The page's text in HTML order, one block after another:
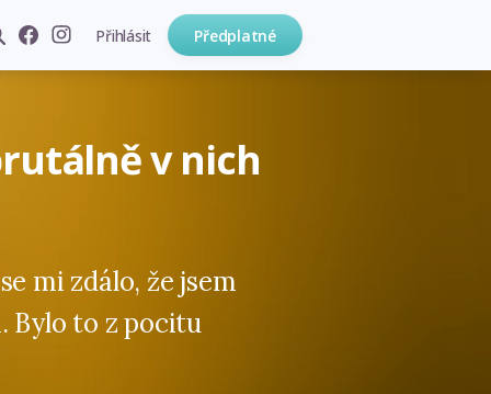
Přihlásit Předplatné
v nich
mi zdálo, že jsem
Bylo to z pocitu